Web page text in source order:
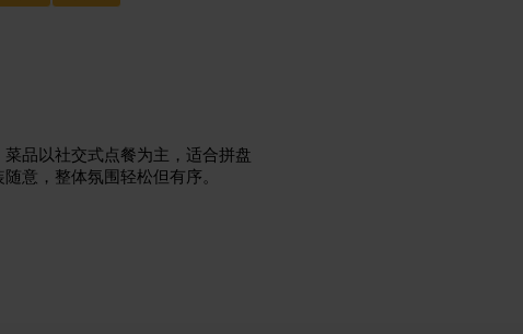
品以社交式点餐为主，适合拼盘
意，整体氛围轻松但有序。